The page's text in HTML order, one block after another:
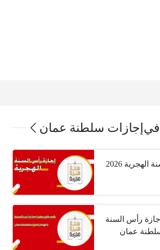
في إجازات سلطنة عمان
2026
رأس السنة